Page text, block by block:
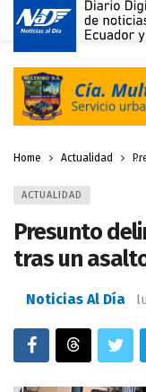
Home Actualidad
ACTUALIDAD
Presunto
tras un
Noticias Al Día